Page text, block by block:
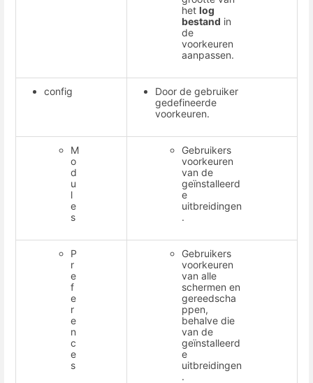
hetlog
bestand in
de
voorkeuren
aanpassen.
config
Door de gebruiker
gedefineerde
voorkeuren.
M
o
d
u
l
e
s
Gebruikers
voorkeuren
van de
geïnstalleerd
e
uitbreidingen
.
P
r
e
f
e
r
e
n
c
e
s
Gebruikers
voorkeuren
van alle
schermen en
gereedscha
ppen,
behalve die
van de
geïnstalleerd
e
uitbreidingen
.